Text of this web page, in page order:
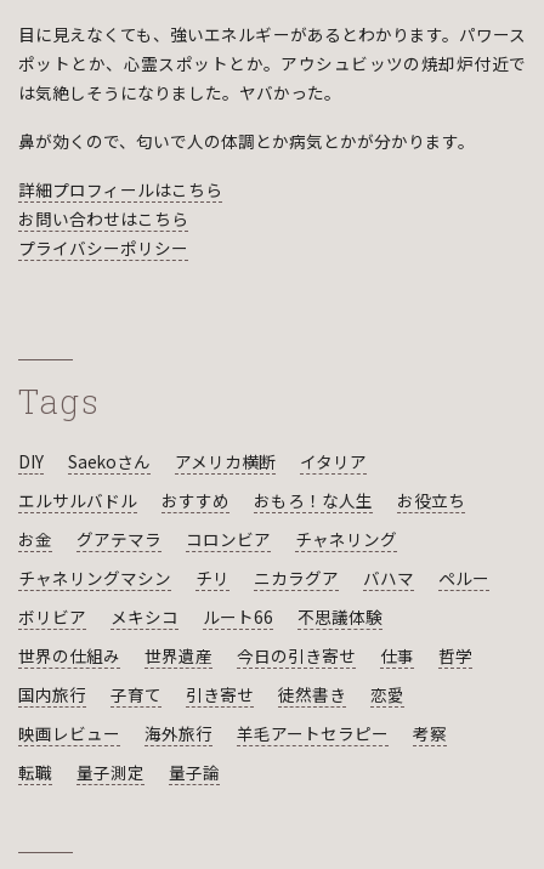
目に見えなくても、強いエネルギーがあるとわかります。パワース
ポットとか、心霊スポットとか。アウシュビッツの焼却炉付近で
は気絶しそうになりました。ヤバかった。
鼻が効くので、匂いで人の体調とか病気とかが分かります。
詳細プロフィールはこちら
お問い合わせはこちら
プライバシーポリシー
Tags
DIY Saekoさん アメリカ横断
イタリア
エルサルバドル
おすすめ おもろ！な人生
お役立ち
お金
グアテマラ コロンビア
チャネリング
チャネリングマシン
チリ ニカラグア バハマ
ペルー
ボリビア
メキシコ ルート66
不思議体験
世界の仕組み
世界遺産 今日の引き寄せ 仕事
哲学
国内旅行
子育て 引き寄せ 徒然書き
恋愛
映画レビュー
海外旅行 羊毛アートセラピー
考察
転職
量子測定 量子論